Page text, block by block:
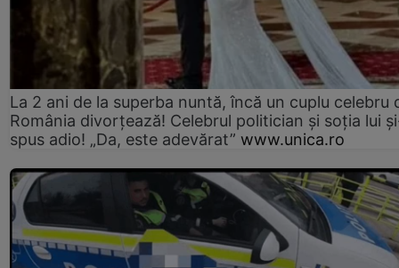
La 2 ani de la superba nuntă, încă un cuplu celebru
România divorțează! Celebrul politician și soția lui
spus adio! „Da, este adevărat” www.unica.ro